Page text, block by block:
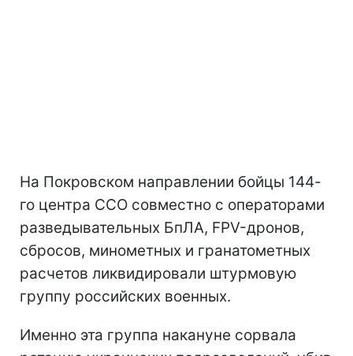
На Покровском направлении бойцы 144-
го центра ССО совместно с операторами
разведывательных БпЛА, FPV-дронов,
сбросов, минометных и гранатометных
расчетов ликвидировали штурмовую
группу российских военных.
Именно эта группа накануне сорвала